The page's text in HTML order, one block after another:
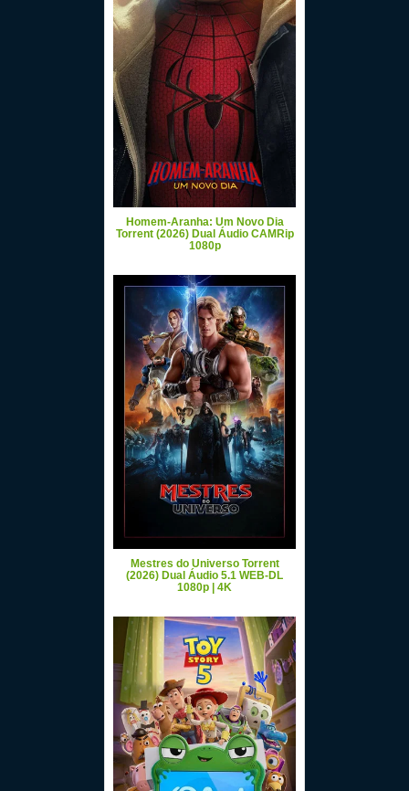
Homem-Aranha: Um Novo Dia
Torrent (2026) Dual Áudio CAMRip
1080p
Mestres do Universo Torrent
(2026) Dual Áudio 5.1 WEB-DL
1080p | 4K